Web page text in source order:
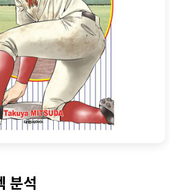
분석